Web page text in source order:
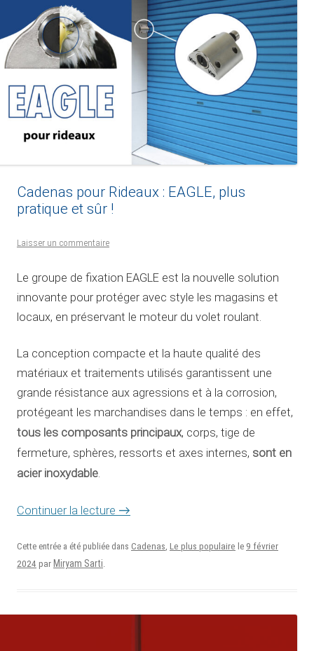
Cadenas pour Rideaux : EAGLE, plus
pratique et sûr !
Laisser un commentaire
Le groupe de fixation EAGLE est la nouvelle solution
innovante pour protéger avec style les magasins et
locaux, en préservant le moteur du volet roulant.
La conception compacte et la haute qualité des
matériaux et traitements utilisés garantissent une
grande résistance aux agressions et à la corrosion,
protégeant les marchandises dans le temps : en effet,
tous les composants principaux, corps, tige de
fermeture, sphères, ressorts et axes internes, sont en
acier inoxydable.
Continuer la lecture →
Cette entrée a été publiée dans Cadenas, Le plus populaire le 9 février
2024 par Miryam Sarti.